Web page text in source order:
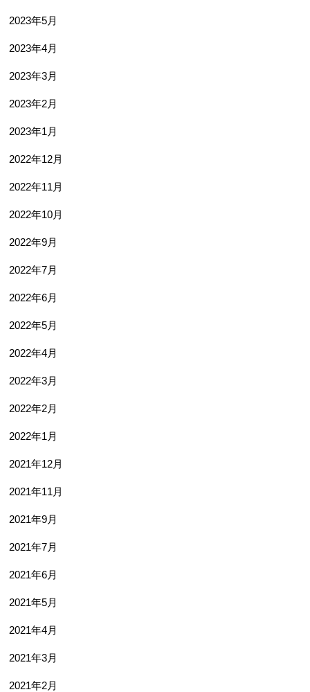
2023年5月
2023年4月
2023年3月
2023年2月
2023年1月
2022年12月
2022年11月
2022年10月
2022年9月
2022年7月
2022年6月
2022年5月
2022年4月
2022年3月
2022年2月
2022年1月
2021年12月
2021年11月
2021年9月
2021年7月
2021年6月
2021年5月
2021年4月
2021年3月
2021年2月